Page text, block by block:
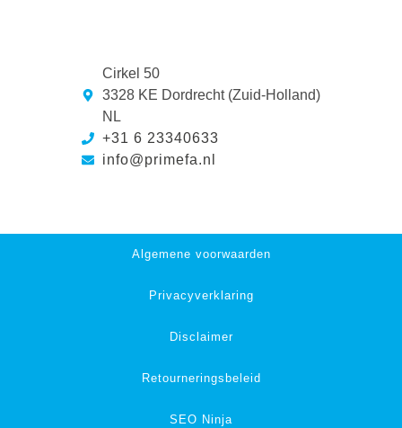
Cirkel 50
3328 KE Dordrecht (Zuid-Holland)
NL
+31 6 23340633
info@primefa.nl
Algemene voorwaarden
Privacyverklaring
Disclaimer
Retourneringsbeleid
SEO Ninja